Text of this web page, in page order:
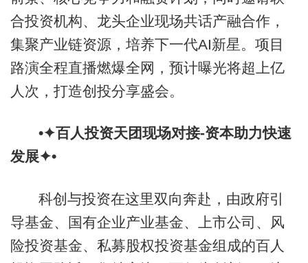
合投资机构、龙头企业现场共话产融合作，
集聚产业链资源，培养下一代AI新星。项目
路演全程直播燃爆全网，预计曝光将超上亿
人次，打造创投分享盛会。
•✦百人投资天团现场对接-资本助力快速
发展✦•
科创与投资在这里双向奔赴，由政府引
导基金、国有企业产业基金、上市公司、风
险投资基金、私募股权投资基金组成的百人